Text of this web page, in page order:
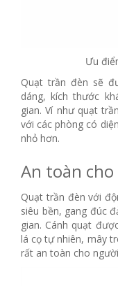
Ưu
Quạt trần đèn sẽ
dáng, kích thước
gian. Ví như quạt
với các phòng có
nhỏ hơn.
An toàn
Quạt trần đèn với
siêu bền, gang đúc
gian. Cánh quạt
lá cọ tự nhiên, mây
rất an toàn cho